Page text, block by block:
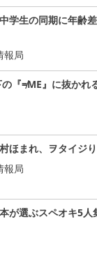
学生の同期に年齢
報局
『≠ME』に抜か
ほまれ、ヲタイジ
報局
が選ぶスペオキ5人